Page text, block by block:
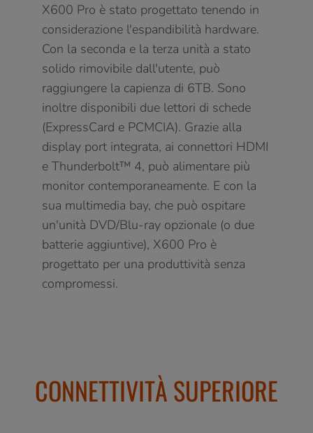
X600 Pro è stato progettato tenendo in
considerazione l'espandibilità hardware.
Con la seconda e la terza unità a stato
solido rimovibile dall'utente, può
raggiungere la capienza di 6TB. Sono
inoltre disponibili due lettori di schede
(ExpressCard e PCMCIA). Grazie alla
display port integrata, ai connettori HDMI
e Thunderbolt™ 4, può alimentare più
monitor contemporaneamente. E con la
sua multimedia bay, che può ospitare
un'unità DVD/Blu-ray opzionale (o due
batterie aggiuntive), X600 Pro è
progettato per una produttività senza
compromessi.
CONNETTIVITÀ SUPERIORE